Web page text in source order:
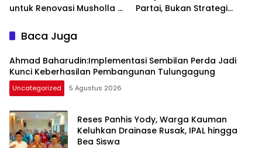
untuk Renovasi Musholla Al
Partai, Bukan Strategi
Baca Juga
Ahmad Baharudin:Implementasi Sembilan Perda Jadi
Kunci Keberhasilan Pembangunan Tulungagung
Uncategorized 5 Agustus 2026
Reses Panhis Yody, Warga Kauman
Keluhkan Drainase Rusak, IPAL hingga
Bea Siswa